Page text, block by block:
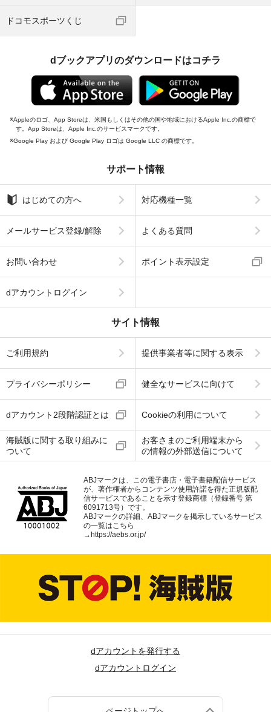
ドコモスポーツくじ
dブックアプリのダウンロードはコチラ
Appleのロゴ、App Storeは、米国もしくはその他の国や地域におけるApple Inc.の商標で
す。App Storeは、Apple Inc.のサービスマークです。
Google Play および Google Play ロゴは Google LLC の商標です。
サポート情報
はじめての方へ 対応機種一覧
メールサービス登録/解除 よくある質問
お問い合わせ ポイント表示設定
dアカウントログイン
サイト情報
ご利用規約 提供事業者等に関する表示
プライバシーポリシー 健全なサービスに向けて
dアカウント2段階認証とは Cookieの利用について
海賊版に関する取り組みに
ついて
お客さまのご利用端末から
の情報の外部送信について
ABJマークは、この電子書店・電子書籍配信サービス
が、著作権者からコンテンツ使用許諾を得た正規版配
信サービスであることを示す登録商標（登録番号 第
6091713号）です。
ABJマークの詳細、ABJマークを掲示しているサービス
の一覧はこちら
→https://aebs.or.jp/
dアカウントを発行する
dアカウントログイン